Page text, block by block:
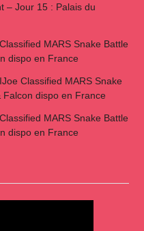
– Jour 15 : Palais du
MARS Snake Battle
dispo en France
Classified MARS Snake
Falcon dispo en France
MARS Snake Battle
dispo en France